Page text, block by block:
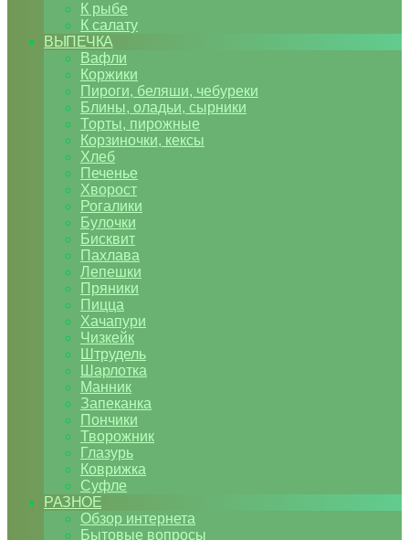
К рыбе
К салату
ВЫПЕЧКА
Вафли
Коржики
Пироги, беляши, чебуреки
Блины, оладьи, сырники
Торты, пирожные
Корзиночки, кексы
Хлеб
Печенье
Хворост
Рогалики
Булочки
Бисквит
Пахлава
Лепешки
Пряники
Пицца
Хачапури
Чизкейк
Штрудель
Шарлотка
Манник
Запеканка
Пончики
Творожник
Глазурь
Коврижка
Суфле
РАЗНОЕ
Обзор интернета
Бытовые вопросы